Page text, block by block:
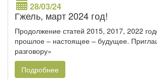
28/03/24
Гжель, март 2024 год!
Продолжение статей 2015, 2017, 2022
прошлое – настоящее – будущее.
разговору»
Подробнее